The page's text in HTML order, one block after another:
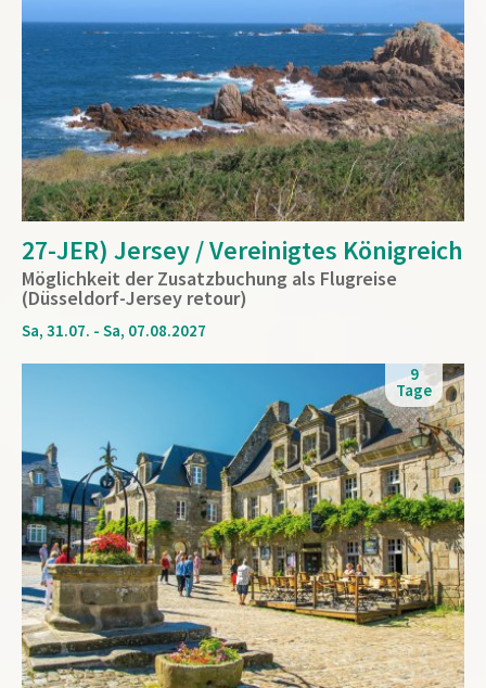
27-JER) Jersey / Vereinigtes Königreich
Möglichkeit der Zusatzbuchung als Flugreise
(Düsseldorf-Jersey retour)
Sa, 31.07. - Sa, 07.08.2027
9
Tage